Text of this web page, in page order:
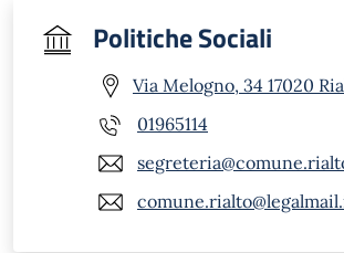
Politiche Sociali
Via Melogno, 34 17020
01965114